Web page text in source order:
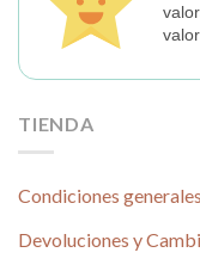
TIENDA
Condiciones
Devoluciones y